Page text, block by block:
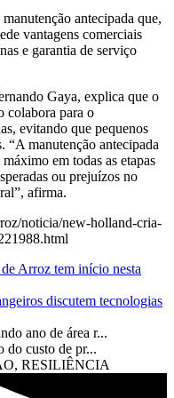
antecipada que,
vantagens comerciais
e garantia de serviço
Gaya, explica que o
colabora para o
evitando que pequenos
“A manutenção antecipada
em todas as etapas
ou prejuízos no
afirma.
noticia/new-holland-cria-
Arroz tem início nesta
discutem tecnologias
ano de área r...
do custo de pr...
RESILIÊNCIA